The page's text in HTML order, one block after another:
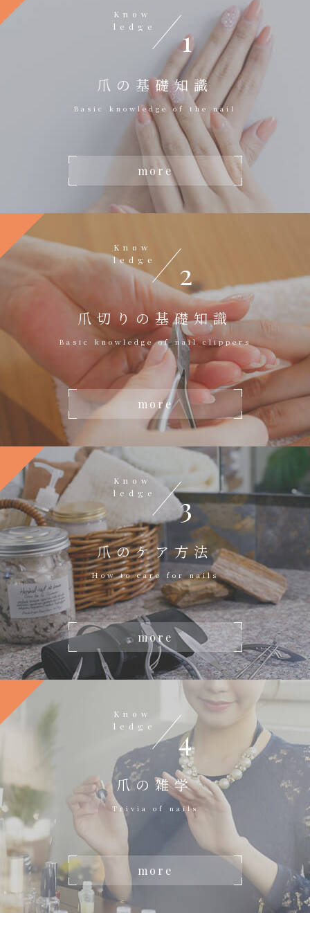
Know
ledge
1
爪の基礎知識
Basic knowledge of the nail
more
Know
ledge
2
爪切りの基礎知識
Basic knowledge of nail clippers
more
Know
ledge
3
爪のケア方法
How to care for nails
more
Know
ledge
4
爪の雑学
Trivia of nails
more